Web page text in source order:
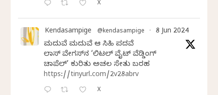
X
Kendasampige @kendasampige · 8 Jun 2024
ಮದುವೆ ಮದುವೆ ಆ ಸಿಹಿ ಪದವೆ
ಲಾಸ್‌ ವೇಗಸ್‌ನ ‘ಲಿಟಲ್ ವೈಟ್ ವೆಡ್ಡಿಂಗ್
ಚಾಪೆಲ್’ ಕುರಿತು ಅಚಲ ಸೇತು ಬರಹ
https://tinyurl.com/2v28abrv
X